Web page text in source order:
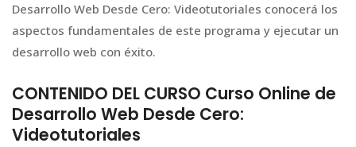
Desarrollo Web Desde Cero: Videotutoriales conocerá los
aspectos fundamentales de este programa y ejecutar un
desarrollo web con éxito.
CONTENIDO DEL CURSO Curso Online de
Desarrollo Web Desde Cero:
Videotutoriales